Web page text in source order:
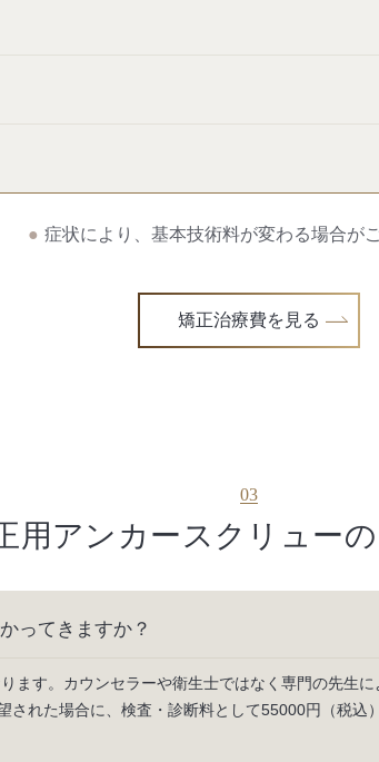
症状により、基本技術料が変わる場合が
矯正治療費を見る
03
用 アンカースクリューの
ってきますか？
ます。カウンセラーや衛生士ではなく専門の先生に
れた場合に、検査・診断料として55000円（税込